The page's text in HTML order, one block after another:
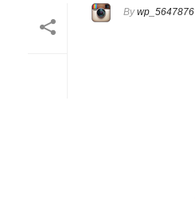
By wp_5647876